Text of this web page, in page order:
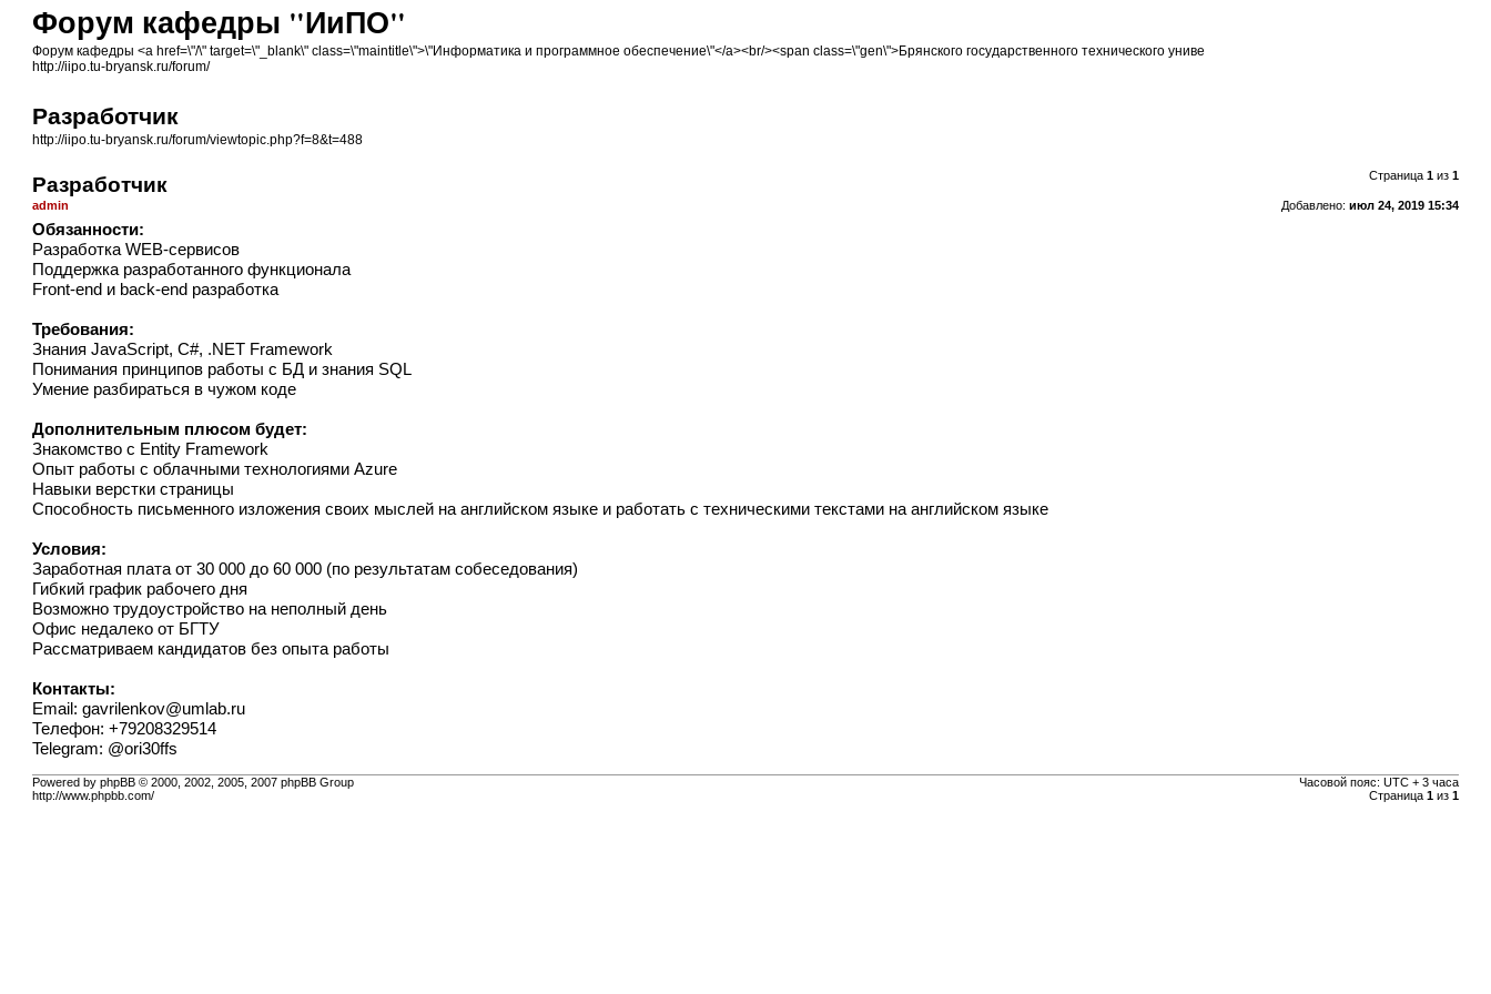
Форум кафедры "ИиПО"
Форум кафедры <a href=\"/\" target=\"_blank\" class=\"maintitle\">\"Информатика и программное обеспечение\"</a><br/><span class=\"gen\">Брянского государственного технического униве
http://iipo.tu-bryansk.ru/forum/
Разработчик
http://iipo.tu-bryansk.ru/forum/viewtopic.php?f=8&t=488
Страница 1из 1
Разработчик
Добавлено: июл 24, 2019 15:34
admin
Обязанности:
Разработка WEB-сервисов
Поддержка разработанного функционала
Front-end и back-end разработка
Требования:
Знания JavaScript, C#, .NET Framework
Понимания принципов работы с БД и знания SQL
Умение разбираться в чужом коде
Дополнительным плюсом будет:
Знакомство с Entity Framework
Опыт работы с облачными технологиями Azure
Навыки верстки страницы
Способность письменного изложения своих мыслей на английском языке и работать с техническими текстами на английском языке
Условия:
Заработная плата от 30 000 до 60 000 (по результатам собеседования)
Гибкий график рабочего дня
Возможно трудоустройство на неполный день
Офис недалеко от БГТУ
Рассматриваем кандидатов без опыта работы
Контакты:
Email:gavrilenkov@umlab.ru
Телефон: +79208329514
Telegram: @ori30ffs
Часовой пояс: UTC + 3 часа
Страница 1из 1
Powered by phpBB © 2000, 2002, 2005, 2007 phpBB Group
http://www.phpbb.com/